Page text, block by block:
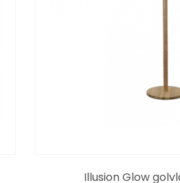
Illusion Glow